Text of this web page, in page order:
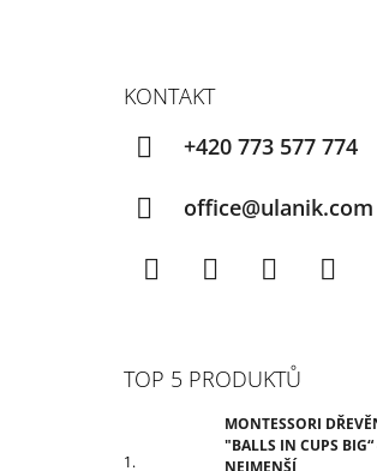
KONTAKT
+420 773 577 774
office@ulanik.com
TOP 5 PRODUKTŮ
MONTESSORI
"BALLS IN CUPS